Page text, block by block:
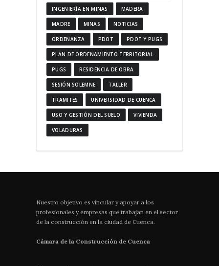
INGENIERÍA EN MINAS MADERA
MADRE MINAS NOTICIAS
ORDENANZA PDOT PDOT Y PUGS
PLAN DE ORDENAMIENTO TERRITORIAL
PUGS RESIDENCIA DE OBRA
SESIÓN SOLEMNE TALLER
TRAMITES UNIVERSIDAD DE CUENCA
USO Y GESTIÓN DEL SUELO VIVIENDA
VOLADURAS
Nuestro objetivo es vincular y apoyar a los
profesionales y empresas que trabajan en el sector
de la construcción en la ciudad de Cuenca.
Cámara de la Construcción de Cuenca